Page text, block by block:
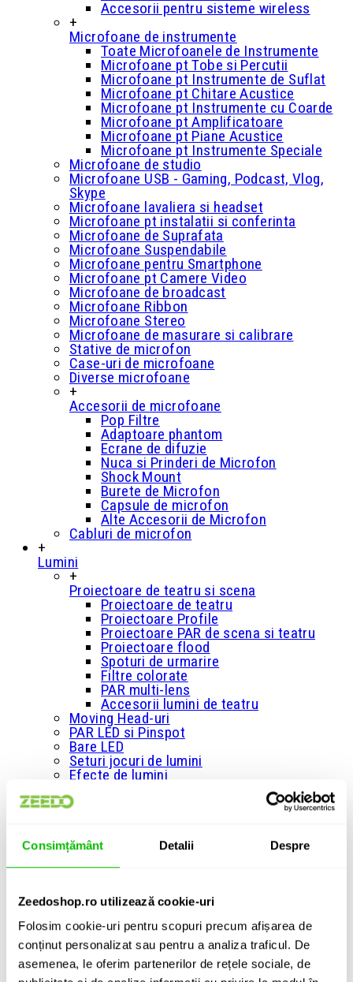
Consimțământ Detalii Despre
Zeedoshop.ro utilizează cookie-uri
Folosim cookie-uri pentru scopuri precum afișarea de
conținut personalizat sau pentru a analiza traficul. De
asemenea, le oferim partenerilor de rețele sociale, de
Accesorii pentru sisteme wireless
+
Microfoane de instrumente
Toate Microfoanele de Instrumente
Microfoane pt Tobe si Percutii
Microfoane pt Instrumente de Suflat
Microfoane pt Chitare Acustice
Microfoane pt Instrumente cu Coarde
Microfoane pt Amplificatoare
Microfoane pt Piane Acustice
Microfoane pt Instrumente Speciale
Microfoane de studio
Microfoane USB - Gaming, Podcast, Vlog,
Skype
Microfoane lavaliera si headset
Microfoane pt instalatii si conferinta
Microfoane de Suprafata
Microfoane Suspendabile
Microfoane pentru Smartphone
Microfoane pt Camere Video
Microfoane de broadcast
Microfoane Ribbon
Microfoane Stereo
Microfoane de masurare si calibrare
Stative de microfon
Case-uri de microfoane
Diverse microfoane
+
Accesorii de microfoane
Pop Filtre
Adaptoare phantom
Ecrane de difuzie
Nuca si Prinderi de Microfon
Shock Mount
Burete de Microfon
Capsule de microfon
Alte Accesorii de Microfon
Cabluri de microfon
+
Lumini
+
Proiectoare de teatru si scena
Proiectoare de teatru
Proiectoare Profile
Proiectoare PAR de scena si teatru
Proiectoare flood
Spoturi de urmarire
Filtre colorate
PAR multi-lens
Accesorii lumini de teatru
Moving Head-uri
PAR LED si Pinspot
Bare LED
Seturi jocuri de lumini
Efecte de lumini
Lasere
+
Masini de fum
Masini de fum cu efect vertical
Masini de ceata
Lichid de fum
Esente parfumate pentru lichid de fum
Huse/Genti pentru masini de fum si
ceata